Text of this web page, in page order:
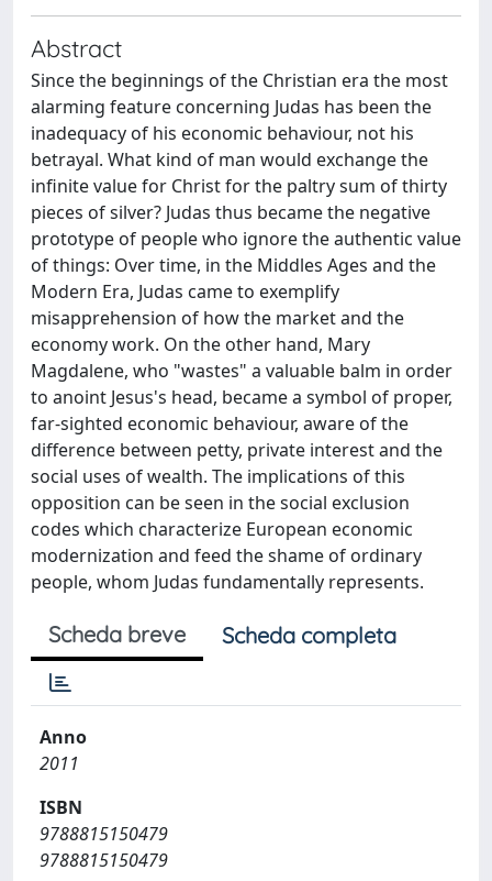
Abstract
Since the beginnings of the Christian era the most
alarming feature concerning Judas has been the
inadequacy of his economic behaviour, not his
betrayal. What kind of man would exchange the
infinite value for Christ for the paltry sum of thirty
pieces of silver? Judas thus became the negative
prototype of people who ignore the authentic value
of things: Over time, in the Middles Ages and the
Modern Era, Judas came to exemplify
misapprehension of how the market and the
economy work. On the other hand, Mary
Magdalene, who "wastes" a valuable balm in order
to anoint Jesus's head, became a symbol of proper,
far-sighted economic behaviour, aware of the
difference between petty, private interest and the
social uses of wealth. The implications of this
opposition can be seen in the social exclusion
codes which characterize European economic
modernization and feed the shame of ordinary
people, whom Judas fundamentally represents.
Scheda breve Scheda completa
Anno
2011
ISBN
9788815150479
9788815150479